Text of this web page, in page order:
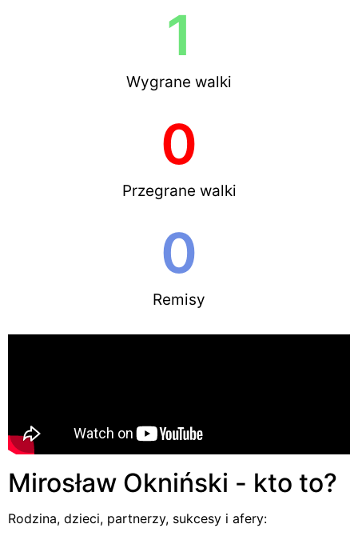
Wygrane walki
1
Przegrane walki
0
Remisy
0
Mirosław Okniński - kto to?
Rodzina, dzieci, partnerzy, sukcesy i afery: